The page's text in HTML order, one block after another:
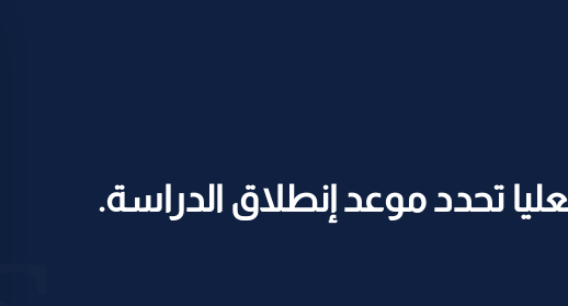
تحدد موعد إنطلاق الدراسة.